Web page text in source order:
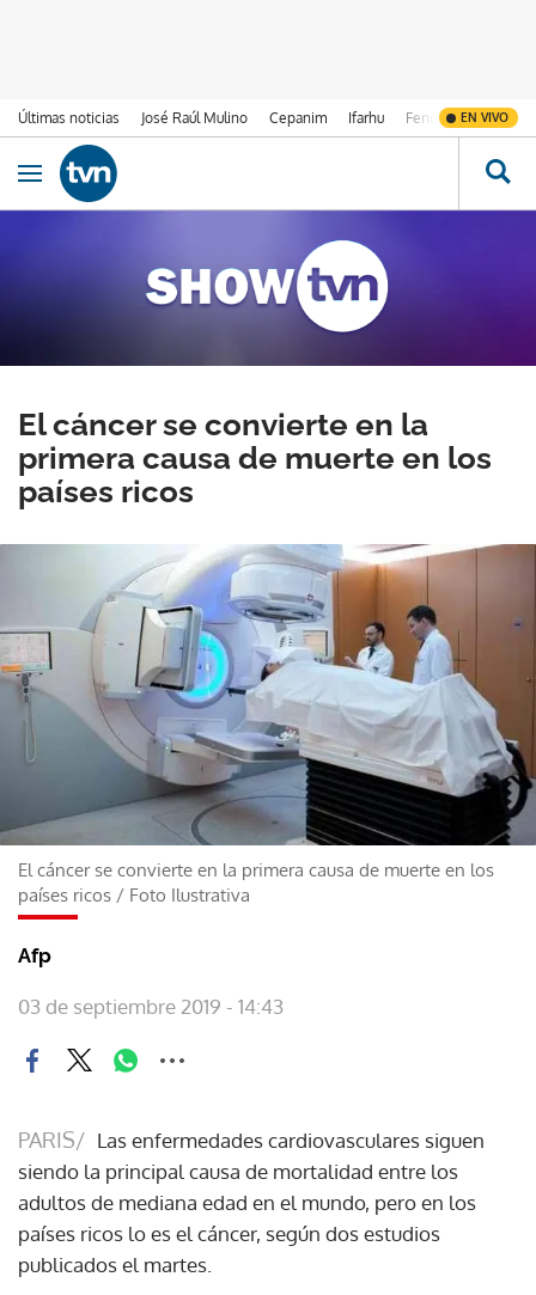
Últimas noticias José Raúl Mulino Cepanim Ifarhu Fenómeno de El
EN VIVO
Ir al contenido
Obrir navegació
El cáncer se convierte en la
primera causa de muerte en los
países ricos
El cáncer se convierte en la primera causa de muerte en los
países ricos / Foto Ilustrativa
Afp
03 de septiembre 2019 - 14:43
PARIS/ Las enfermedades cardiovasculares siguen
siendo la principal causa de mortalidad entre los
adultos de mediana edad en el mundo, pero en los
países ricos lo es el cáncer, según dos estudios
publicados el martes.